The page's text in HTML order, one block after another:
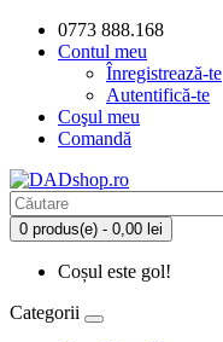
0773 888.168
Contul meu
Înregistrează-te
Autentifică-te
Coşul meu
Comandă
0 produs(e) - 0,00 lei
Coșul este gol!
Categorii